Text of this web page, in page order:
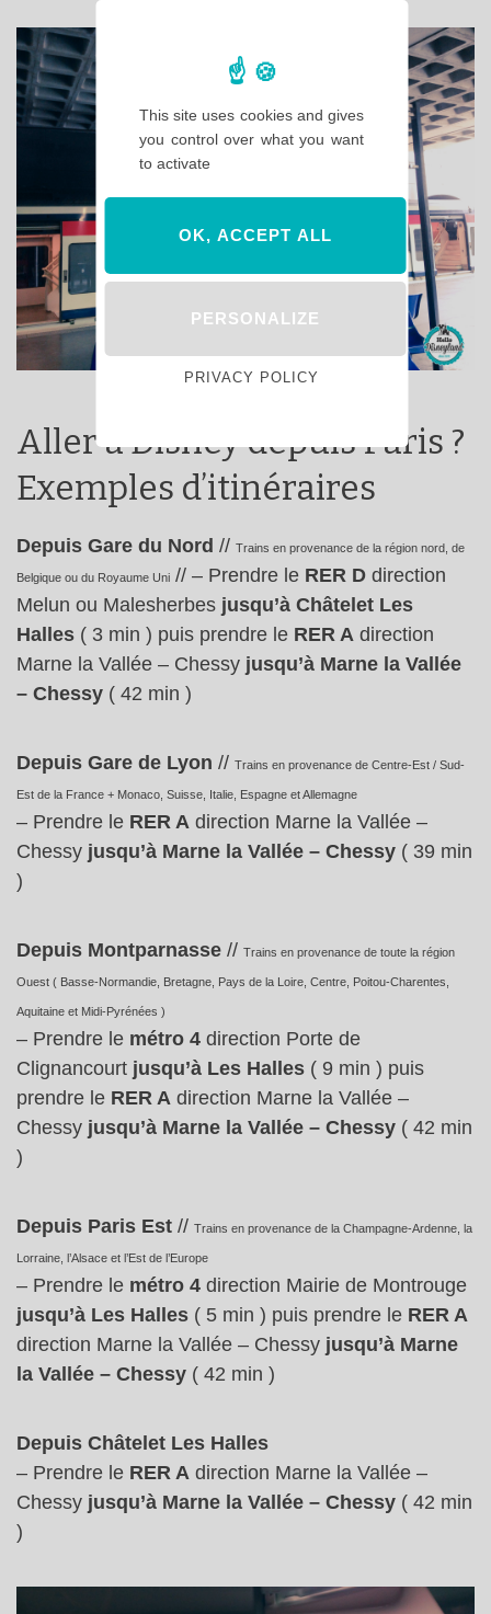
Aller à Disney depuis Paris ?
Exemples d’itinéraires
Depuis Gare du Nord // Trains en provenance de la région nord, de
Belgique ou du Royaume Uni // – Prendre le RER D direction
Melun ou Malesherbes jusqu’à Châtelet Les
Halles ( 3 min ) puis prendre le RER A direction
Marne la Vallée – Chessy jusqu’à Marne la Vallée
– Chessy ( 42 min )
Depuis Gare de Lyon // Trains en provenance de Centre-Est / Sud-
Est de la France + Monaco, Suisse, Italie, Espagne et Allemagne
– Prendre le RER A direction Marne la Vallée –
Chessy jusqu’à Marne la Vallée – Chessy ( 39 min
)
Depuis Montparnasse // Trains en provenance de toute la région
Ouest ( Basse-Normandie, Bretagne, Pays de la Loire, Centre, Poitou-Charentes,
Aquitaine et Midi-Pyrénées )
– Prendre le métro 4 direction Porte de
Clignancourt jusqu’à Les Halles ( 9 min ) puis
prendre le RER A direction Marne la Vallée –
Chessy jusqu’à Marne la Vallée – Chessy ( 42 min
)
Depuis Paris Est // Trains en provenance de la Champagne-Ardenne, la
Lorraine, l’Alsace et l’Est de l’Europe
– Prendre le métro 4 direction Mairie de Montrouge
jusqu’à Les Halles ( 5 min ) puis prendre le RER A
direction Marne la Vallée – Chessy jusqu’à Marne
la Vallée – Chessy ( 42 min )
Depuis Châtelet Les Halles
– Prendre le RER A direction Marne la Vallée –
Chessy jusqu’à Marne la Vallée – Chessy ( 42 min
)
This site uses cookies and gives
you control over what you want
to activate
OK, ACCEPT ALL
PERSONALIZE
PRIVACY POLICY